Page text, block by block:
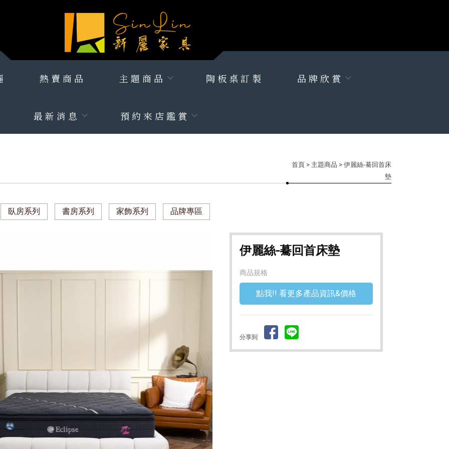
熱賣商品 主題商品 陶板桌訂製 品牌欣賞
最新消息 預約來店鑑賞
首頁> 主題商品 > 伊麗絲-驀回首床
墊
臥房系列 書房系列 家飾系列 品牌專區
伊麗絲-驀回首床墊
商品規格
點我!! 看更多產品資訊&價格
分享到